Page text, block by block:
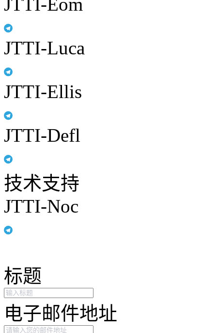
JTTI-Luca
JTTI-Ellis
JTTI-Defl
技术支持
JTTI-Noc
标题
电子邮件地址